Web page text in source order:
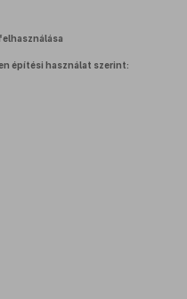
építési használat szerint: